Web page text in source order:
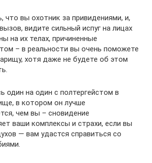
что вы охотник за привидениями, и,
видите сильный испуг на лицах
на их телах, причиненные
– в реальности вы очень поможете
хотя даже не будете об этом
один на один с полтергейстом в
в котором он лучше
чем вы – сновидение
ваши комплексы и страхи, если вы
— вам удастся справиться со